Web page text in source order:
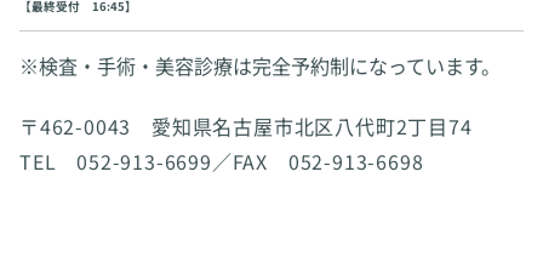
【最終受付 16:45】
※検査・手術・美容診療は完全予約制になっています。
〒462-0043 愛知県名古屋市北区八代町2丁目74
TEL 052-913-6699／FAX 052-913-6698